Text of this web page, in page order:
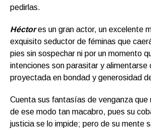
pedirlas.
Héctores un gran actor, un excelente
exquisito seductor de féminas que
pies sin sospechar ni por un momento
intenciones son parasitar y alimentarse
proyectada en bondad y generosidad
Cuenta sus fantasías de venganza que
de ese modo tan macabro, pues su
justicia se lo impide; pero de su mente